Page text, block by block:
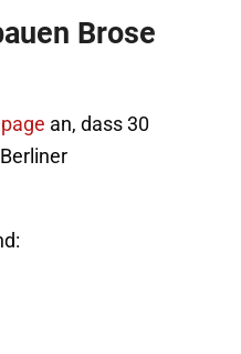
Brose
an, dass 30